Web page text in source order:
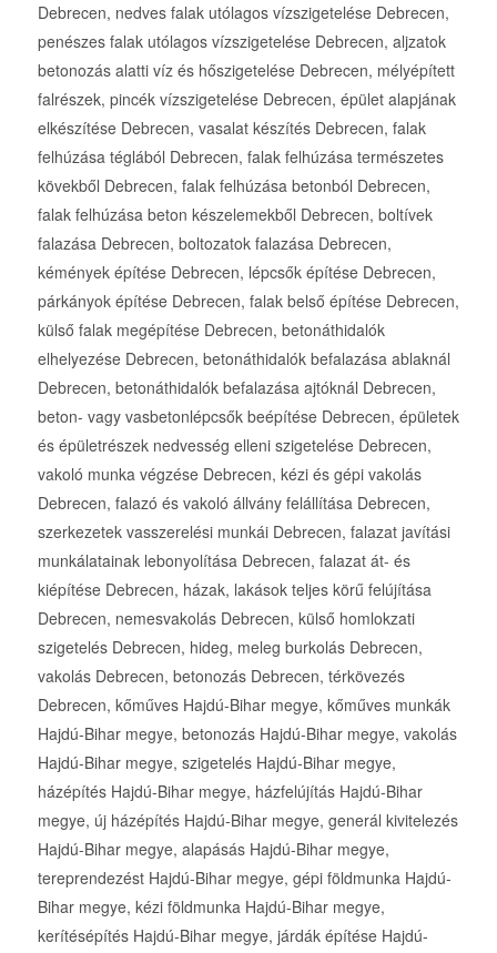
Debrecen, nedves falak utólagos vízszigetelése Debrecen,
penészes falak utólagos vízszigetelése Debrecen, aljzatok
betonozás alatti víz és hőszigetelése Debrecen, mélyépített
falrészek, pincék vízszigetelése Debrecen, épület alapjának
elkészítése Debrecen, vasalat készítés Debrecen, falak
felhúzása téglából Debrecen, falak felhúzása természetes
kövekből Debrecen, falak felhúzása betonból Debrecen,
falak felhúzása beton készelemekből Debrecen, boltívek
falazása Debrecen, boltozatok falazása Debrecen,
kémények építése Debrecen, lépcsők építése Debrecen,
párkányok építése Debrecen, falak belső építése Debrecen,
külső falak megépítése Debrecen, betonáthidalók
elhelyezése Debrecen, betonáthidalók befalazása ablaknál
Debrecen, betonáthidalók befalazása ajtóknál Debrecen,
beton- vagy vasbetonlépcsők beépítése Debrecen, épületek
és épületrészek nedvesség elleni szigetelése Debrecen,
vakoló munka végzése Debrecen, kézi és gépi vakolás
Debrecen, falazó és vakoló állvány felállítása Debrecen,
szerkezetek vasszerelési munkái Debrecen, falazat javítási
munkálatainak lebonyolítása Debrecen, falazat át- és
kiépítése Debrecen, házak, lakások teljes körű felújítása
Debrecen, nemesvakolás Debrecen, külső homlokzati
szigetelés Debrecen, hideg, meleg burkolás Debrecen,
vakolás Debrecen, betonozás Debrecen, térkövezés
Debrecen, kőműves Hajdú-Bihar megye, kőműves munkák
Hajdú-Bihar megye, betonozás Hajdú-Bihar megye, vakolás
Hajdú-Bihar megye, szigetelés Hajdú-Bihar megye,
házépítés Hajdú-Bihar megye, házfelújítás Hajdú-Bihar
megye, új házépítés Hajdú-Bihar megye, generál kivitelezés
Hajdú-Bihar megye, alapásás Hajdú-Bihar megye,
tereprendezést Hajdú-Bihar megye, gépi földmunka Hajdú-
Bihar megye, kézi földmunka Hajdú-Bihar megye,
kerítésépítés Hajdú-Bihar megye, járdák építése Hajdú-